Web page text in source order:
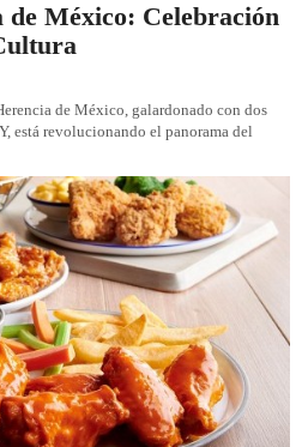
México: Celebración
de México, galardonado con dos
está revolucionando el panorama del